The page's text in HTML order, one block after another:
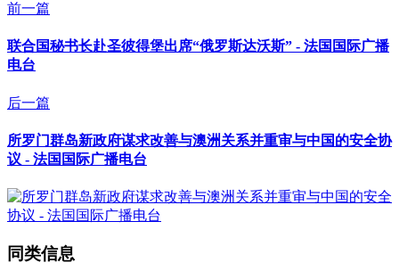
前一篇
联合国秘书长赴圣彼得堡出席“俄罗斯达沃斯” - 法国国际广播
电台
后一篇
所罗门群岛新政府谋求改善与澳洲关系并重审与中国的安全协
议 - 法国国际广播电台
同类信息